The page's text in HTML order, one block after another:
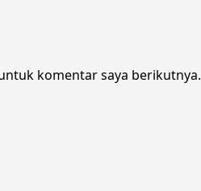
komentar saya berikutnya.